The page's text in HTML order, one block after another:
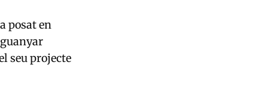
posat en
seu projecte